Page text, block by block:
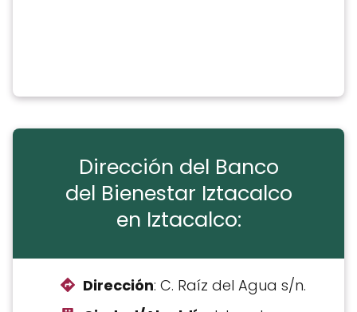
Dirección del Banco
del Bienestar Iztacalco
en Iztacalco:
Dirección: C. Raíz del Agua s/n.